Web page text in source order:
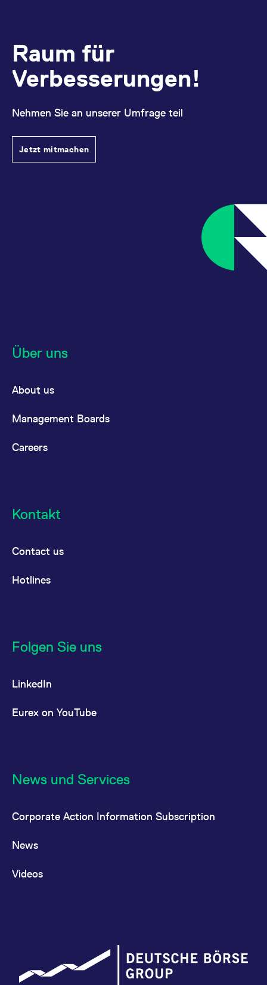
Raum für
Verbesserungen!
Nehmen Sie an unserer Umfrage teil
Jetzt mitmachen
Über uns
About us
Management Boards
Careers
Kontakt
Contact us
Hotlines
Folgen Sie uns
LinkedIn
Eurex on YouTube
News und Services
Corporate Action Information Subscription
News
Videos